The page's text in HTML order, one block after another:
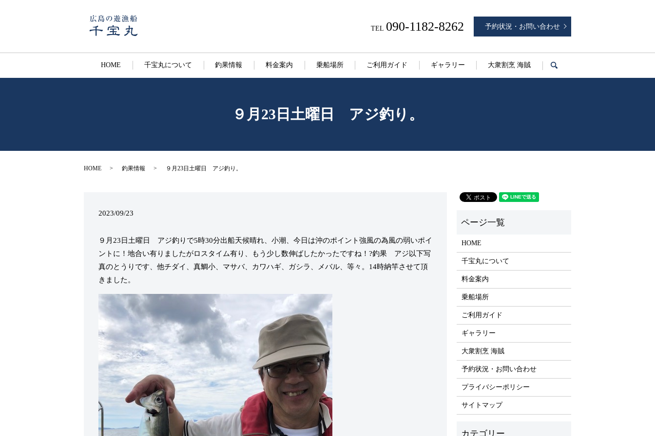
HOME 千宝丸について 釣果情報 料金案内 乗船場所 ご利用ガイド ギャラリー 大衆割烹 海賊 search
TEL 090-1182-8262 予約状況・お問い合わせ
９月23日土曜日 アジ釣り。
HOME 釣果情報 ９月23日土曜日 アジ釣り。
2023/09/23
９月23日土曜日 アジ釣りで5時30分出船天候晴れ、小潮、今日は沖のポイント強風の為風の弱いポイ
ントに！地合い有りましたがロスタイム有り、もう少し数伸ばしたかったですね！?釣果 アジ以下写
真のとうりです、他チダイ、真鯛小、マサバ、カワハギ、ガシラ、メバル、等々。14時納竿させて頂
きました。
HOME
千宝丸について
料金案内
乗船場所
ご利用ガイド
ギャラリー
大衆割烹 海賊
予約状況・お問い合わせ
プライバシーポリシー
サイトマップ